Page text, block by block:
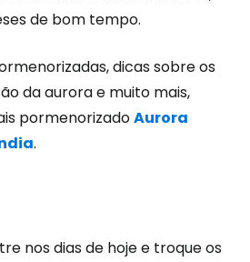
de bom tempo.
dicas sobre os
da aurora e muito mais,
pormenorizadoAurora
.
nos dias de hoje e troque os